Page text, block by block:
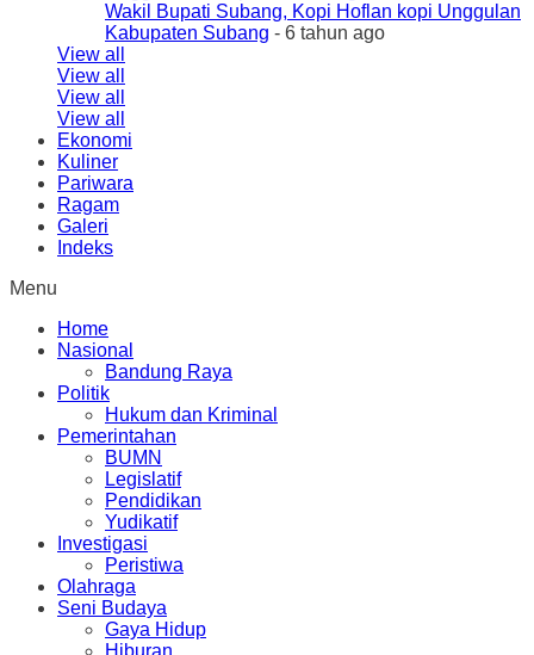
Wakil Bupati Subang, Kopi Hoflan kopi Unggulan
Kabupaten Subang - 6 tahun ago
View all
View all
View all
View all
Ekonomi
Kuliner
Pariwara
Ragam
Galeri
Indeks
Menu
Home
Nasional
Bandung Raya
Politik
Hukum dan Kriminal
Pemerintahan
BUMN
Legislatif
Pendidikan
Yudikatif
Investigasi
Peristiwa
Olahraga
Seni Budaya
Gaya Hidup
Hiburan